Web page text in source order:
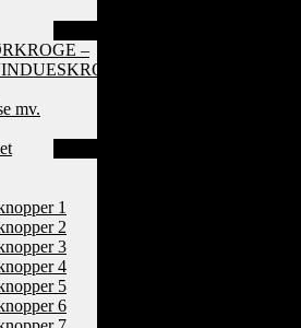
–
mv.
1
2
3
4
5
6